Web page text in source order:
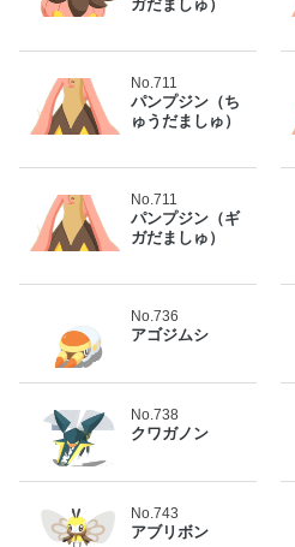
ガだましゅ）
No.711
パンプジン（ち
ゅうだましゅ）
No.711
パンプジン（ギ
ガだましゅ）
No.736
アゴジムシ
No.738
クワガノン
No.743
アブリボン